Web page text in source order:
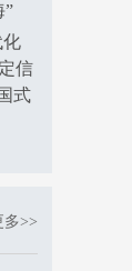
”
化
信
式
多>>